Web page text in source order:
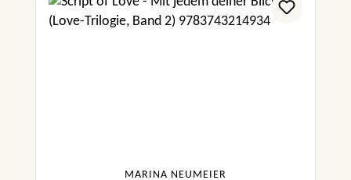
MARINA NEUMEIER